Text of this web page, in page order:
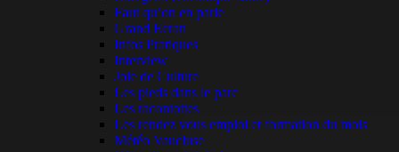
Faut qu’on en parle
Grand Ecran
Infos Pratiques
Interview
Joie de Culture
Les pieds dans le parc
Les racontottes
Les rendez vous emploi et formation du mois
Météo Vaucluse